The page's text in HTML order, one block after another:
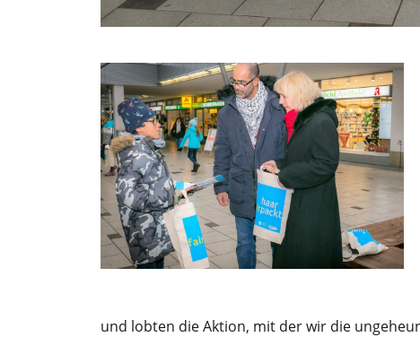
und lobten die Aktion, mit der wir die